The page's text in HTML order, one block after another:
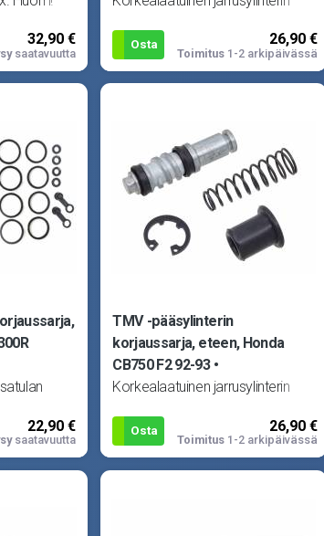
32,90 €
saatavuutta
tarvittavat tiivisteet yhteen
Osta 26,90 €
Toimitus1-2 arkipäivässä
GSX-
96-98
22,90 €
saatavuutta
TMV -pääsylinterin
korjaussarja, eteen, Honda
CB750 F2 92-93
Korkealaatuinen jarrusylinterin
tarvittavat tiivisteet yhteen
Osta 26,90 €
Toimitus1-2 arkipäivässä